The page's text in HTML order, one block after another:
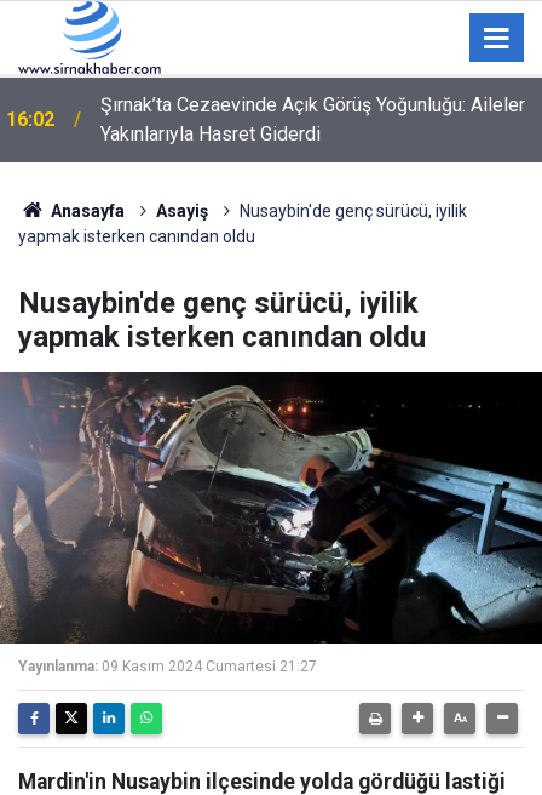
16:02
Şırnak’ta Cezaevinde Açık Görüş Yoğunluğu: Aileler
Yakınlarıyla Hasret Giderdi
16:00
5 yaban keçisini yasa dışı avlayan şahıslara idari
para cezası uygulandı
Anasayfa Asayiş
Nusaybin'de genç sürücü, iyilik
yapmak isterken canından oldu
Nusaybin'de genç sürücü, iyilik
yapmak isterken canından oldu
Yayınlanma: 09 Kasım 2024 Cumartesi 21:27
Mardin'in Nusaybin ilçesinde yolda gördüğü lastiği